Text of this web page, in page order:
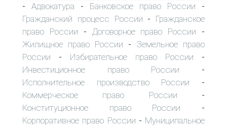
- Адвокатура - Банковское право России -
Гражданский процесс России - Гражданское
право России - Договорное право России -
Жилищное право России - Земельное право
России - Избирательное право России -
Инвестиционное право России -
Исполнительное производство России -
Коммерческое право России -
Конституционное право России -
Корпоративное право России - Муниципальное